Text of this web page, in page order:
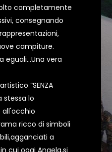
completamente
consegnando
campiture.
eguali...Una vera
“SENZA
stessa lo
all'occhio
ricco di simboli
a
cui oggi Angela,si